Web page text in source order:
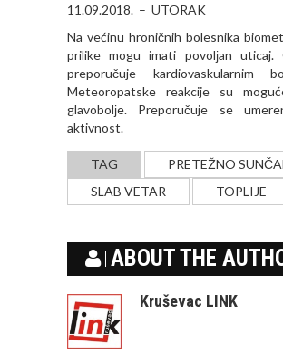
11.09.2018. – UTORAK
Na većinu hroničnih bolesnika
prilike mogu imati povolјan uticaj.
preporučuje kardiovaskularnim
Meteoropatske reakcije su
glavobolјe. Preporučuje se
aktivnost.
TAG
PRETEŽNO
SLAB VETAR
TOPLIJE
ABOUT THE
Kruševac LINK